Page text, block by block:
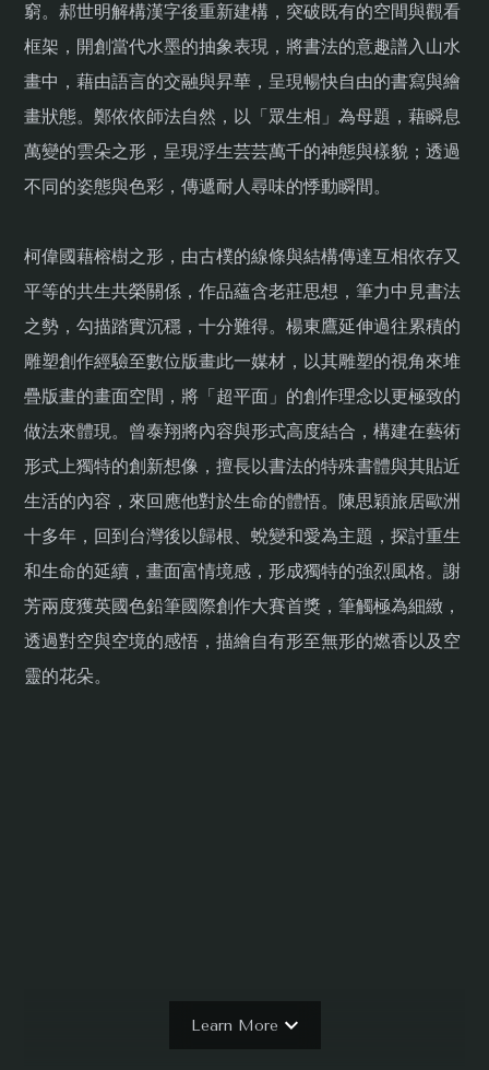
窮。郝世明解構漢字後重新建構，突破既有的空間與觀看
框架，開創當代水墨的抽象表現，將書法的意趣譜入山水
畫中，藉由語言的交融與昇華，呈現暢快自由的書寫與繪
畫狀態。鄭依依師法自然，以「眾生相」為母題，藉瞬息
萬變的雲朵之形，呈現浮生芸芸萬千的神態與樣貌；透過
不同的姿態與色彩，傳遞耐人尋味的悸動瞬間。
柯偉國藉榕樹之形，由古樸的線條與結構傳達互相依存又
平等的共生共榮關係，作品蘊含老莊思想，筆力中見書法
之勢，勾描踏實沉穩，十分難得。楊東鷹延伸過往累積的
雕塑創作經驗至數位版畫此一媒材，以其雕塑的視角來堆
疊版畫的畫面空間，將「超平面」的創作理念以更極致的
做法來體現。曾泰翔將內容與形式高度結合，構建在藝術
形式上獨特的創新想像，擅長以書法的特殊書體與其貼近
生活的內容，來回應他對於生命的體悟。陳思穎旅居歐洲
十多年，回到台灣後以歸根、蛻變和愛為主題，探討重生
和生命的延續，畫面富情境感，形成獨特的強烈風格。謝
芳兩度獲英國色鉛筆國際創作大賽首獎，筆觸極為細緻，
透過對空與空境的感悟，描繪自有形至無形的燃香以及空
靈的花朵。
Learn More